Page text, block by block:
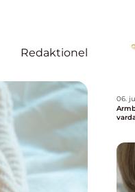
Redaktionel
06.